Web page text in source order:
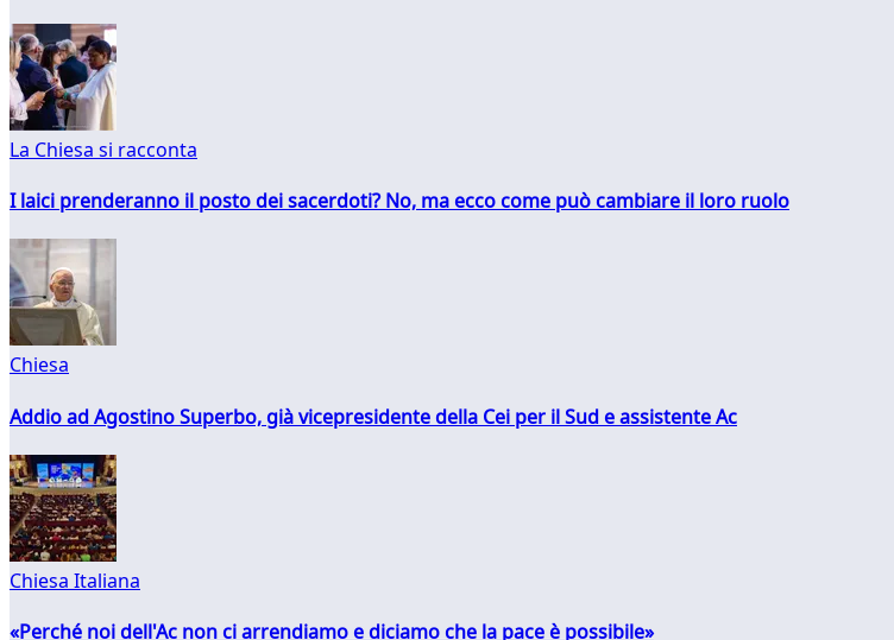
La Chiesa si racconta
I laici prenderanno il posto dei sacerdoti? No, ma ecco come può cambiare il loro ruolo
Chiesa
Addio ad Agostino Superbo, già vicepresidente della Cei per il Sud e assistente Ac
Chiesa Italiana
«Perché noi dell'Ac non ci arrendiamo e diciamo che la pace è possibile»